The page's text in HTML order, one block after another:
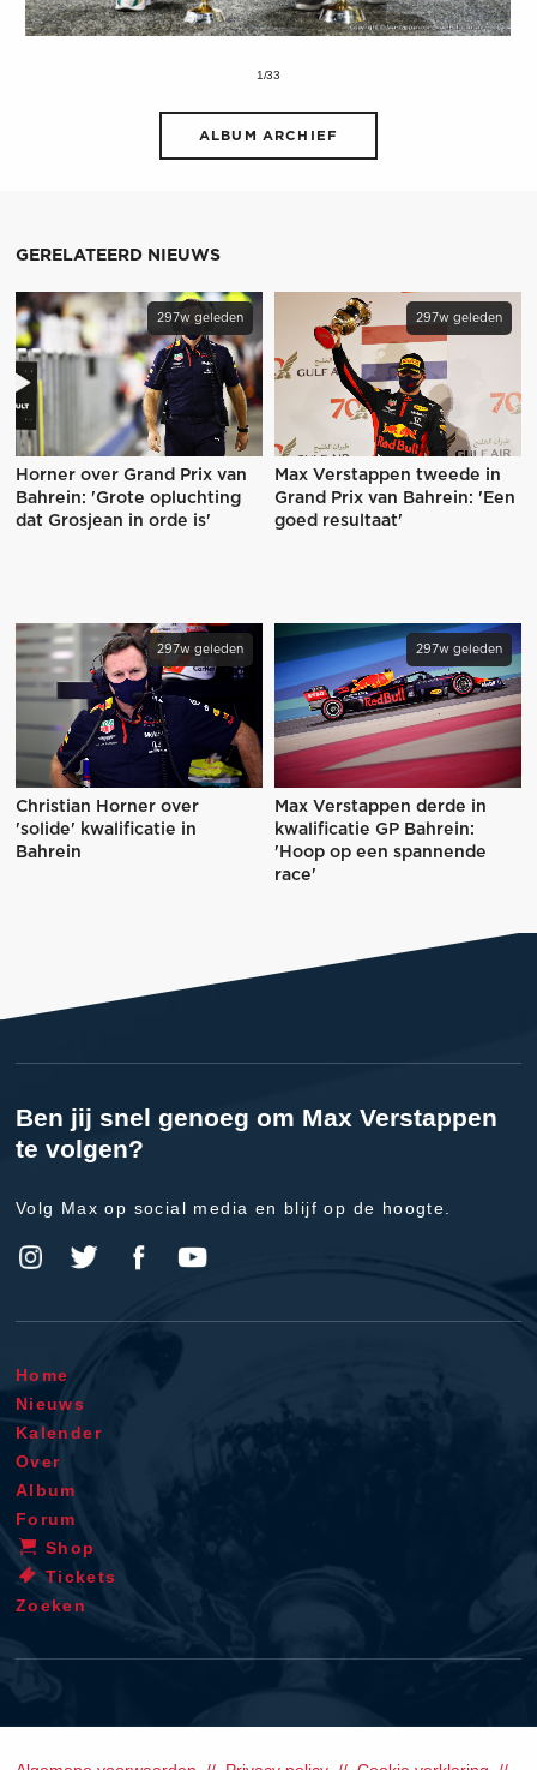
1/33
ALBUM ARCHIEF
GERELATEERD NIEUWS
297w geleden
Horner over Grand Prix van
Bahrein: 'Grote opluchting
dat Grosjean in orde is'
297w geleden
Max Verstappen tweede in
Grand Prix van Bahrein: 'Een
goed resultaat'
297w geleden
Christian Horner over
'solide' kwalificatie in
Bahrein
297w geleden
Max Verstappen derde in
kwalificatie GP Bahrein:
'Hoop op een spannende
race'
Ben jij snel genoeg om Max Verstappen
te volgen?
Volg Max op social media en blijf op de hoogte.
Home
Nieuws
Kalender
Over
Album
Forum
Shop
Tickets
Zoeken